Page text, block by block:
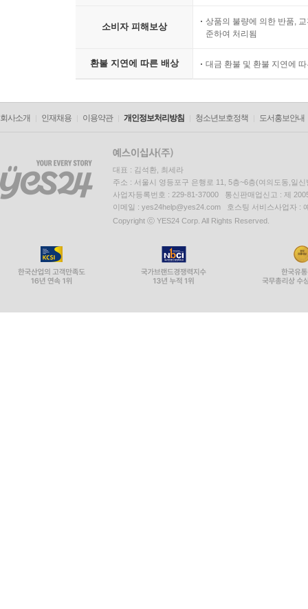
소비자 피해보상
상품의 불량에 의한 반품,
준하여 처리됨
환불 지연에 따른 배상 대금 환불 및 환불 지연에
회사소개 인재채용 이용약관 개인정보처리방침 청소년보호정책 도서홍보안내
대표 : 김석환, 최세라
주소 : 서울시 영등포구 은행로 11, 5층~6층(여의도동,일신
사업자등록번호 : 229-81-37000 통신판매업신고 : 제
이메일 : yes24help@yes24.com 호스팅 서비스사업자 :
Copyright ⓒ YES24 Corp. All Rights Reserved.